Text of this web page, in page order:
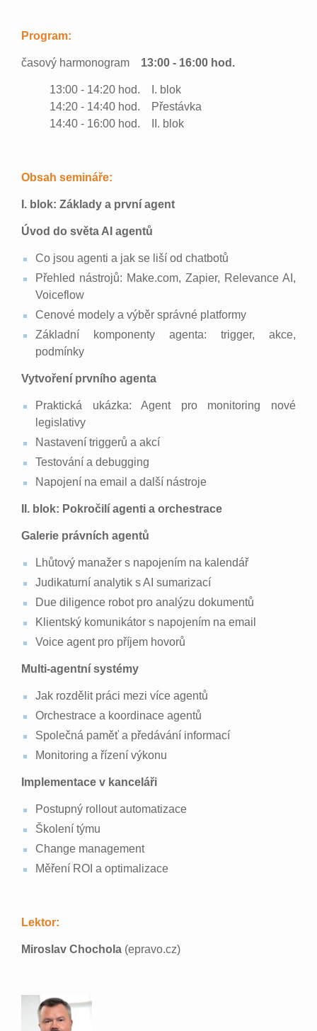
Program:
časový harmonogram 13:00 - 16:00 hod.
13:00 - 14:20 hod. I. blok
14:20 - 14:40 hod. Přestávka
14:40 - 16:00 hod. II. blok
Obsah semináře:
I. blok: Základy a první agent
Úvod do světa AI agentů
Co jsou agenti a jak se liší od chatbotů
Přehled nástrojů: Make.com, Zapier, Relevance AI,
Voiceflow
Cenové modely a výběr správné platformy
Základní komponenty agenta: trigger, akce,
podmínky
Vytvoření prvního agenta
Praktická ukázka: Agent pro monitoring nové
legislativy
Nastavení triggerů a akcí
Testování a debugging
Napojení na email a další nástroje
II. blok: Pokročilí agenti a orchestrace
Galerie právních agentů
Lhůtový manažer s napojením na kalendář
Judikaturní analytik s AI sumarizací
Due diligence robot pro analýzu dokumentů
Klientský komunikátor s napojením na email
Voice agent pro příjem hovorů
Multi-agentní systémy
Jak rozdělit práci mezi více agentů
Orchestrace a koordinace agentů
Společná paměť a předávání informací
Monitoring a řízení výkonu
Implementace v kanceláři
Postupný rollout automatizace
Školení týmu
Change management
Měření ROI a optimalizace
Lektor:
Miroslav Chochola (epravo.cz)